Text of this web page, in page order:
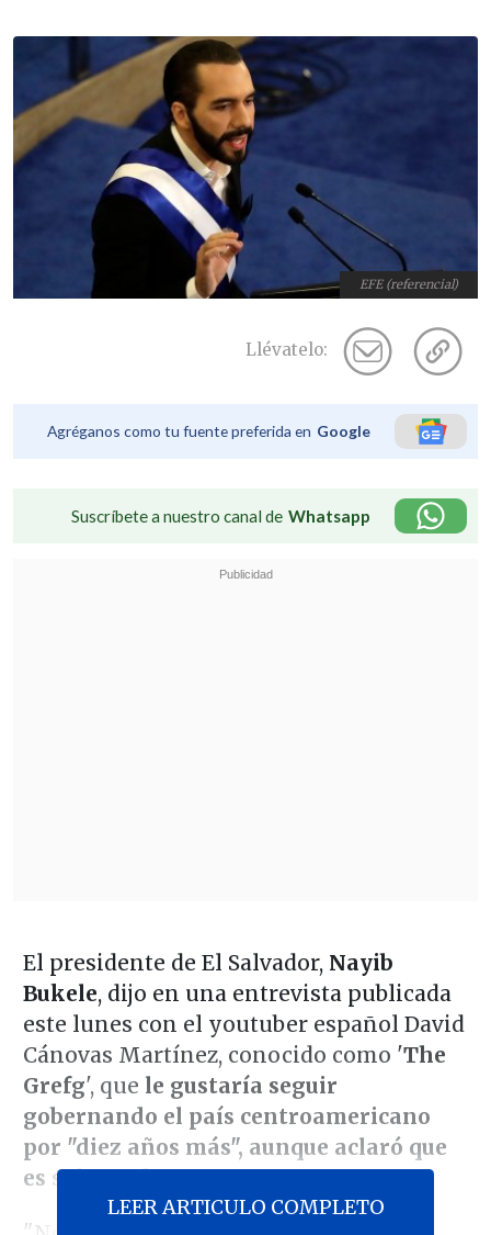
EFE (referencial)
Llévatelo:
Agréganos como tu fuente preferida en Google
Suscríbete a nuestro canal de Whatsapp
El presidente de El Salvador, Nayib
Bukele, dijo en una entrevista publicada
este lunes con el youtuber español David
Cánovas Martínez, conocido como 'The
Grefg', que le gustaría seguir
gobernando el país centroamericano
por "diez años más", aunque aclaró que
es solo un deseo.
LEER ARTICULO COMPLETO